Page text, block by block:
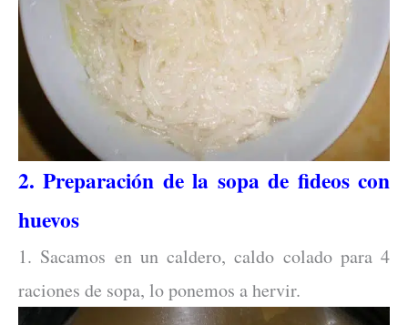
2. Preparación de la sopa de fideos con
huevos
1. Sacamos en un caldero, caldo colado para 4
raciones de sopa, lo ponemos a hervir.